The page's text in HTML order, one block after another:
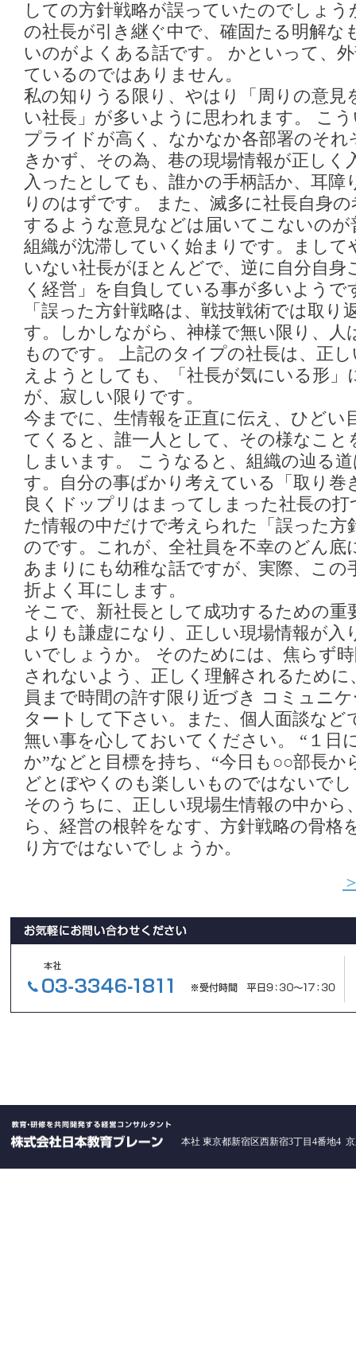
しての方針戦略が誤っていたのでしょ
の社長が引き継ぐ中で、確固たる明解な
いのがよくある話です。 かといって、
ているのではありません。
私の知りうる限り、やはり「周りの意見
い社長」が多いように思われます。 こ
プライドが高く、なかなか各部署のそ
きかず、その為、巷の現場情報が正し
入ったとしても、誰かの手柄話か、耳障
りのはずです。 また、滅多に社長自身
するような意見などは届いてこないの
組織が沈滞していく始まりです。まし
いない社長がほとんどで、逆に自分自身
く経営」を自負している事が多いようで
「誤った方針戦略は、戦技戦術では取り
す。しかしながら、神様で無い限り、人
ものです。 上記のタイプの社長は、正
えようとしても、「社長が気にいる形
が、寂しい限りです。
今までに、生情報を正直に伝え、ひどい
てくると、誰一人として、その様なこ
しまいます。 こうなると、組織の辿る
す。自分の事ばかり考えている「取り巻
良くドップリはまってしまった社長の
た情報の中だけで考えられた「誤った方
のです。これが、全社員を不幸のどん
あまりにも幼稚な話ですが、実際、この
折よく耳にします。
そこで、新社長として成功するための
よりも謙虚になり、正しい現場情報が
いでしょうか。 そのためには、焦らず
されないよう、正しく理解されるために
員まで時間の許す限り近づき コミュニ
タートして下さい。また、個人面談など
無い事を心しておいてください。 “１日
か”などと目標を持ち、“今日も○○部長
どとぼやくのも楽しいものではないで
そのうちに、正しい現場生情報の中から
ら、経営の根幹をなす、方針戦略の骨格
り方ではないでしょうか。
本社 東京都新宿区西新宿3丁目4番地4